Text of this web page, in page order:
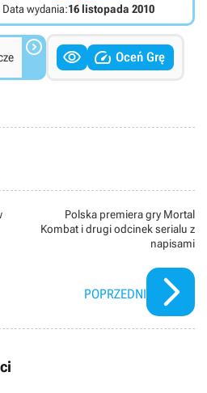
Data wydania:16 listopada 2010
   Oceń Grę
Polska premiera gry Mortal
Kombat i drugi odcinek serialu z
napisami
POPRZEDNI